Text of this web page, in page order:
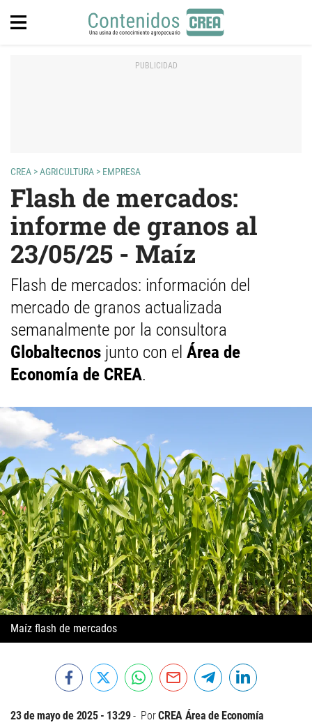
CREA >AGRICULTURA > EMPRESA
Flash de mercados:
informe de granos al
23/05/25 - Maíz
Flash de mercados: información del
mercado de granos actualizada
semanalmente por la consultora
Globaltecnos junto con el Área de
Economía de CREA.
Maíz flash de mercados
23 de mayo de 2025 - 13:29 PorCREA Área de Economía